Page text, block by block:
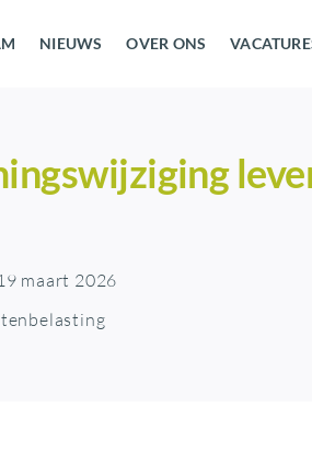
NIEUWS OVER ONS
maart 2026